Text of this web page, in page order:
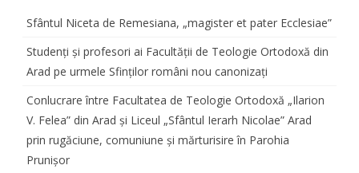
Sfântul Niceta de Remesiana, „magister et pater Ecclesiae”
Studenți și profesori ai Facultății de Teologie Ortodoxă din
Arad pe urmele Sfinților români nou canonizați
Conlucrare între Facultatea de Teologie Ortodoxă „Ilarion
V. Felea” din Arad și Liceul „Sfântul Ierarh Nicolae” Arad
prin rugăciune, comuniune și mărturisire în Parohia
Prunișor